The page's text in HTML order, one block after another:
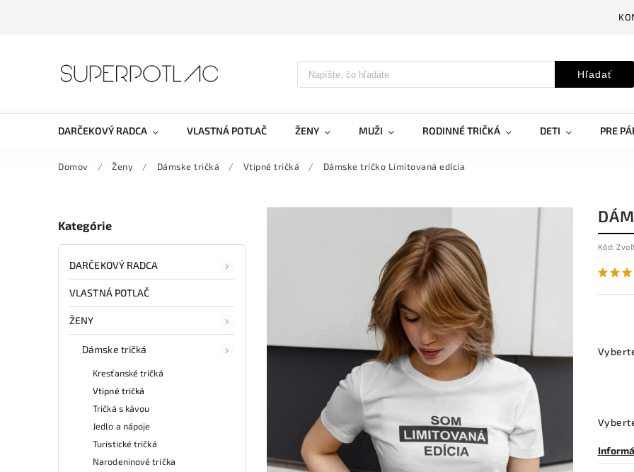
Hľadať
DARČEKOVÝ RADCA VLASTNÁ POTLAČ ŽENY MUŽI RODINNÉ TRIČKÁ DETI PRE
Domov / Ženy / Dámske tričká / Vtipné tričká / Dámske tričko Limitovaná edícia
Kategórie
DARČEKOVÝ RADCA
VLASTNÁ POTLAČ
ŽENY
Dámske tričká
Kresťanské tričká
Vtipné tričká
Tričká s kávou
Jedlo a nápoje
Turistické tričká
Narodeninové trička
Kód: